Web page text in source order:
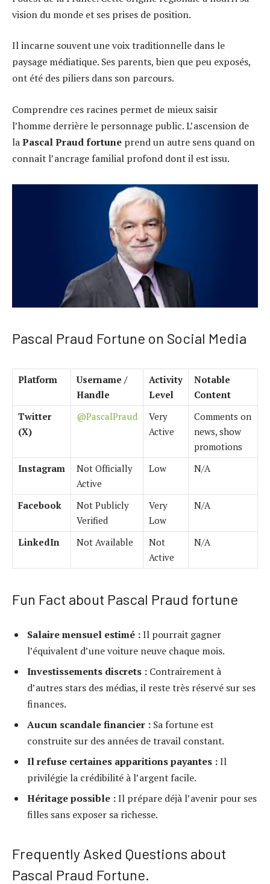
vision du monde et ses prises de position.
Il incarne souvent une voix traditionnelle dans le
paysage médiatique. Ses parents, bien que peu exposés,
ont été des piliers dans son parcours.
Comprendre ces racines permet de mieux saisir
l’homme derrière le personnage public. L’ascension de
laPascal Praud fortune prend un autre sens quand on
connaît l’ancrage familial profond dont il est issu.
Pascal Praud Fortune on Social Media
Platform
Username /
Handle
Activity
Level
Notable
Content
Twitter
(X)
@PascalPraud
Very
Active
Comments on
news, show
promotions
Instagram
Not Officially
Active
Low N/A
Facebook
Not Publicly
Verified
Very
Low
N/A
LinkedIn Not Available
Not
Active
N/A
Fun Fact about Pascal Praud fortune
Salaire mensuel estimé :Il pourrait gagner
l’équivalent d’une voiture neuve chaque mois.
Investissements discrets : Contrairement à
d’autres stars des médias, il reste très réservé sur ses
finances.
Aucun scandale financier : Sa fortune est
construite sur des années de travail constant.
Il refuse certaines apparitions payantes :Il
privilégie la crédibilité à l’argent facile.
Héritage possible :Il prépare déjà l’avenir pour ses
filles sans exposer sa richesse.
Frequently Asked Questions about
Pascal Praud Fortune.